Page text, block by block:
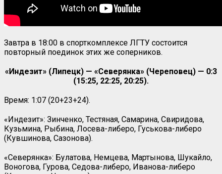
Завтра в 18:00 в спорткомплексе ЛГТУ состоится
повторный поединок этих же соперников.
«Индезит» (Липецк) — «Северянка» (Череповец) — 0:3
(15:25, 22:25, 20:25).
Время: 1:07 (20+23+24).
«Индезит»: Зинченко, Тестяная, Самарина, Свиридова,
Кузьмина, Рыбина, Лосева-либеро, Гуськова-либеро
(Кувшинова, Сазонова).
«Северянка»: Булатова, Немцева, Мартынова, Шукайло,
Воногова, Гурова, Седова-либеро, Иванова-либеро